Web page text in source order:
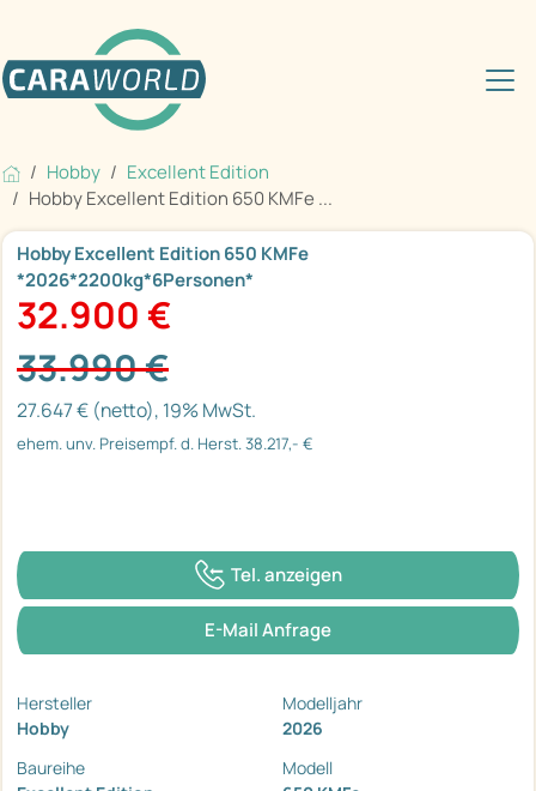
Hobby
Excellent Edition
Hobby Excellent Edition 650 KMFe ...
Hobby Excellent Edition 650 KMFe
*2026*2200kg*6Personen*
32.900 €
33.990 €
27.647 € (netto), 19% MwSt.
ehem. unv. Preisempf. d. Herst. 38.217,- €
Tel. anzeigen
E-Mail Anfrage
Hersteller
Hobby
Modelljahr
2026
Baureihe
Modell